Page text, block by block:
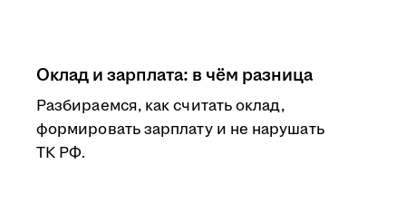
Оклад и зарплата: в чём разница
Разбираемся, как считать оклад,
формировать зарплату и не нарушать
ТК РФ.